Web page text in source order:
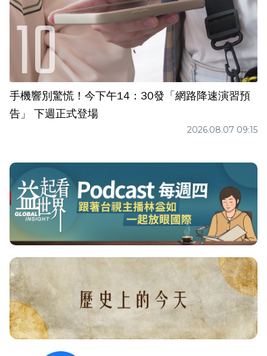
手機響別驚慌！今下午14：30發「網路降速演習預
告」 下週正式登場
2026.08.07 09:15